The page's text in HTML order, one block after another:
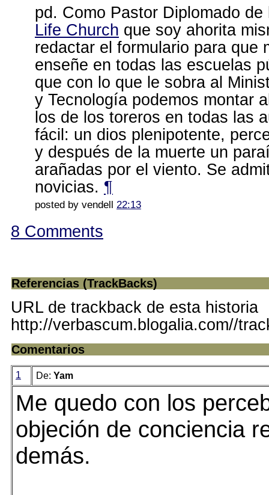
pd. Como Pastor Diplomado
Life Church que soy ahorita
redactar el formulario para que
enseñe en todas las escuelas
que con lo que le sobra al
y Tecnología podemos montar
los de los toreros en todas las
fácil: un dios plenipotente,
y después de la muerte un
arañadas por el viento. Se
novicias. ¶
posted by vendell 22:13
8 Comments
Referencias (TrackBacks)
URL de trackback de esta historia
http://verbascum.blogalia.com//
Comentarios
1 De: Yam
Me quedo con los
objeción de conciencia
demás.